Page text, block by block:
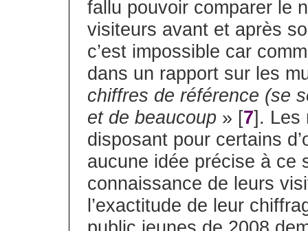
fallu pouvoir comparer le
visiteurs avant et après
c’est impossible car
dans un rapport sur les
chiffres de référence (se
et de beaucoup » [7]. Les
disposant pour certains
aucune idée précise à ce
connaissance de leurs
l’exactitude de leur